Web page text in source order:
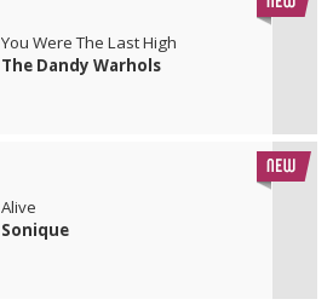
You Were The Last High
The Dandy Warhols
Alive
Sonique